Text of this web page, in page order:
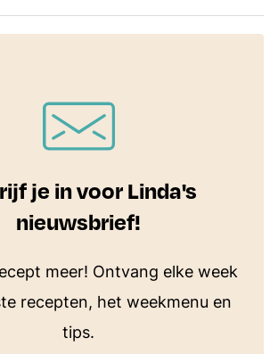
je in voor Linda's
nieuwsbrief!
meer! Ontvang elke week
recepten, het weekmenu en
tips.